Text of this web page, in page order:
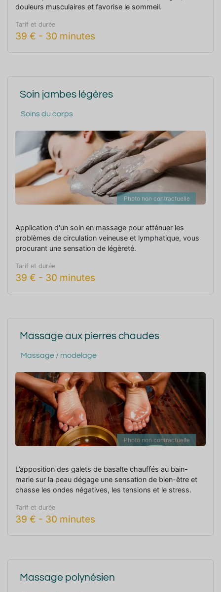
douleurs musculaires et favorise le sommeil.
Tarif et durée
39 € - 30 minutes
Soin jambes légères
Soins du corps
Photo non contractuelle
Application d'un soin en massage pour atténuer les
problèmes de circulation veineuse et lymphatique, vous
procurant une sensation de légèreté.
Tarif et durée
39 € - 30 minutes
Massage aux pierres chaudes
Massage / modelage
Photo non contractuelle
L’apposition des galets de basalte chauffés au bain-
marie sur la peau dégage une sensation de bien-être et
chasse les ondes négatives, les tensions et le stress.
Tarif et durée
39 € - 30 minutes
Massage polynésien